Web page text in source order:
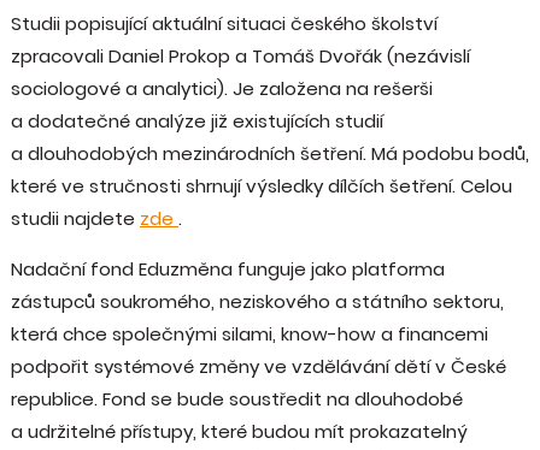
Studii popisující aktuální situaci českého školství
zpracovali Daniel Prokop a Tomáš Dvořák (nezávislí
sociologové a analytici). Je založena na rešerši
a dodatečné analýze již existujících studií
a dlouhodobých mezinárodních šetření. Má podobu bodů,
které ve stručnosti shrnují výsledky dílčích šetření. Celou
studii najdete zde .
Nadační fond Eduzměna funguje jako platforma
zástupců soukromého, neziskového a státního sektoru,
která chce společnými silami, know-how a financemi
podpořit systémové změny ve vzdělávání dětí v České
republice. Fond se bude soustředit na dlouhodobé
a udržitelné přístupy, které budou mít prokazatelný